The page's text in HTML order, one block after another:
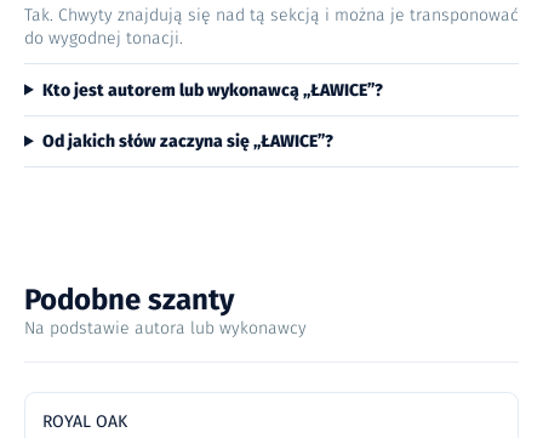
Tak. Chwyty znajdują się nad tą sekcją i można je transponować
do wygodnej tonacji.
Kto jest autorem lub wykonawcą „ŁAWICE”?
Od jakich słów zaczyna się „ŁAWICE”?
Podobne szanty
Na podstawie autora lub wykonawcy
ROYAL OAK